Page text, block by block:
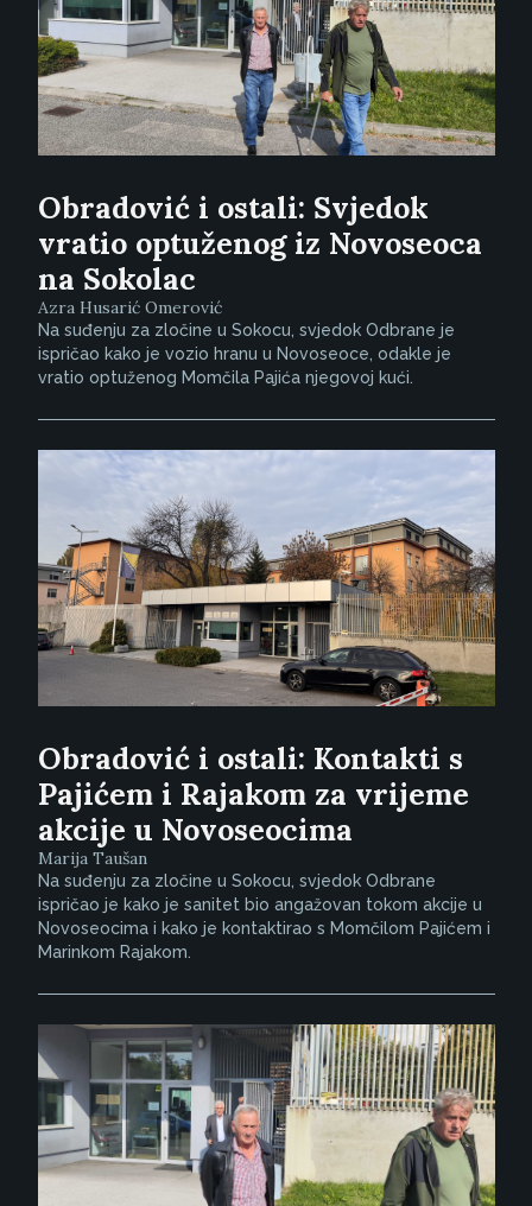
Obradović i ostali: Svjedok
vratio optuženog iz Novoseoca
na Sokolac
Azra Husarić Omerović
Na suđenju za zločine u Sokocu, svjedok Odbrane je
ispričao kako je vozio hranu u Novoseoce, odakle je
vratio optuženog Momčila Pajića njegovoj kući.
Obradović i ostali: Kontakti s
Pajićem i Rajakom za vrijeme
akcije u Novoseocima
Marija Taušan
Na suđenju za zločine u Sokocu, svjedok Odbrane
ispričao je kako je sanitet bio angažovan tokom akcije u
Novoseocima i kako je kontaktirao s Momčilom Pajićem i
Marinkom Rajakom.